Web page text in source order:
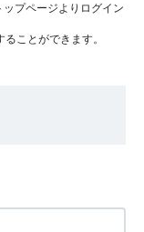
プページよりログイン
ことができます。